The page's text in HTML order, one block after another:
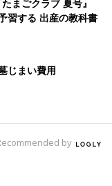
まごクラブ 夏号』
習する 出産の教科書
じまい費用
by